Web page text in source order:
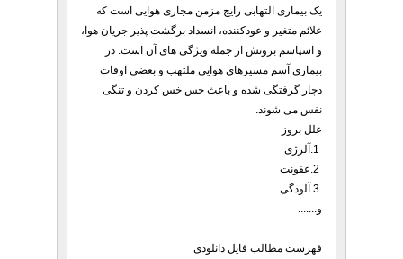
یک بیماری التهابی رایج مزمن مجاری هوایی است که
علائم متغیر و عودکننده، انسداد برگشت پذیر جریان هوا،
و اسپاسم برونش از جمله ویژگی های آن است. در
بیماری آسم مسیرهای هوایی ملتهب و بعضی اوقات
دچار گرفتگی شده و باعث خس خس کردن و تنگی
نفس می شوند.
علل بروز
و.......
فهرست مطالب فایل دانلودی